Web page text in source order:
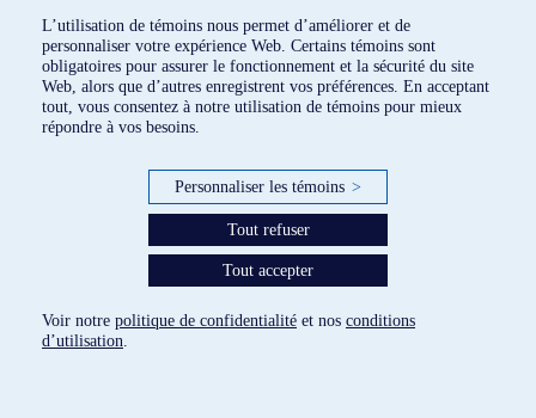
6 dispositifs répertoriés
L’utilisation de témoins nous permet d’améliorer et de
personnaliser votre expérience Web. Certains témoins sont
obligatoires pour assurer le fonctionnement et la sécurité du site
Web, alors que d’autres enregistrent vos préférences. En acceptant
tout, vous consentez à notre utilisation de témoins pour mieux
répondre à vos besoins.
Personnaliser les témoins >
Tout refuser
Tout accepter
Voir notre politique de confidentialité et nos conditions
d’utilisation.